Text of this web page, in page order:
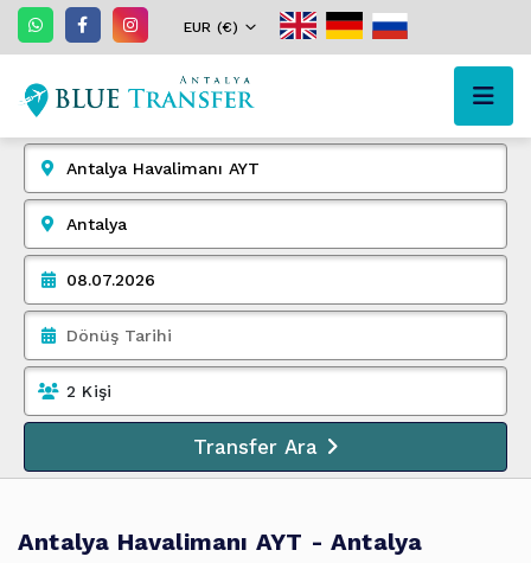
EUR (€)
2 Kişi
Transfer Ara
Antalya Havalimanı AYT - Antalya